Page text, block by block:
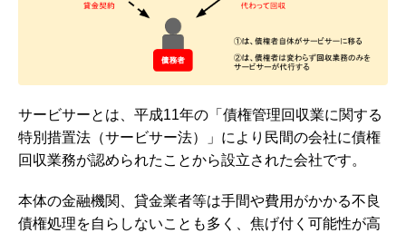
サービサーとは、平成11年の「 債権管理回収業に関する
特別措置法（サービサー法）」により民間の会社に債権
回収業務が認められたことから設立された会社です。
本体の金融機関、貸金業者等は手間や費用がかかる不良
債権処理を自らしないことも多く、焦げ付く可能性が高